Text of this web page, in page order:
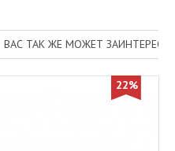
ВАС ТАК ЖЕ МОЖЕТ
22%